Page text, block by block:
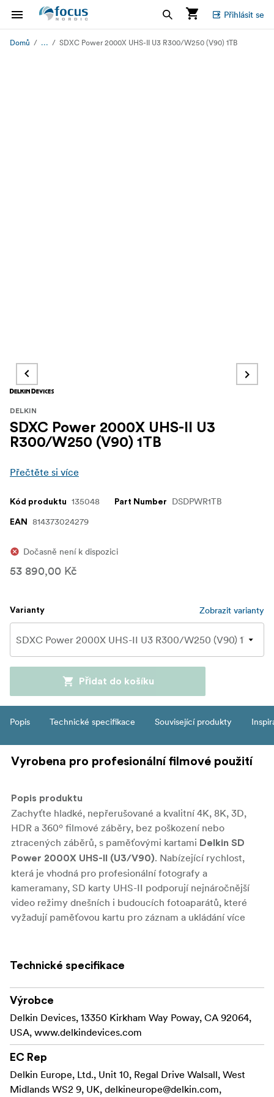
Přihlásit se
Domů ... SDXC Power 2000X UHS-II U3 R300/W250 (V90) 1TB
DELKIN
SDXC Power 2000X UHS-II U3
R300/W250 (V90) 1TB
Přečtěte si více
Kód produktu 135048 Part Number DSDPWR1TB
EAN 814373024279
Dočasně není k dispozici
53 890,00 Kč
Varianty Zobrazit varianty
Přidat do košíku
Popis Technické specifikace Související produkty
Vyrobena pro profesionální filmové použití
Popis produktu
Zachyťte hladké, nepřerušované a kvalitní 4K, 8K, 3D,
HDR a 360º filmové záběry, bez poškození nebo
ztracených záběrů, s paměťovými kartami Delkin SD
Power 2000X UHS-II (U3/V90). Nabízející rychlost,
která je vhodná pro profesionální fotografy a
kameramany, SD karty UHS-II podporují nejnáročnější
video režimy dnešních i budoucích fotoaparátů, které
vyžadují paměťovou kartu pro záznam a ukládání více
snímky + GPS data a time-lapse. Navíc je zpětně
rozlišením a nepodporující UHS-II.
Podporuje nejnáročnější filmové režimy
Oceněná třídou Video Speed Class 90 (V90) a využívající
dvě řady pinů, cinema SD karty se mohou pochlubit
rychlostí záznamu přesahující 250MB/s pro
nepřerušovaný záznam 4K, 8K, 3D, HDR, 360º a
vysokorychlostních videí. Karta zaručuje minimální
Technické specifikace
Výrobce
Delkin Devices, 13350 Kirkham Way Poway, CA 92064,
USA, www.delkindevices.com
EC Rep
Delkin Europe, Ltd., Unit 10, Regal Drive Walsall, West
Midlands WS2 9, UK, delkineurope@delkin.com,